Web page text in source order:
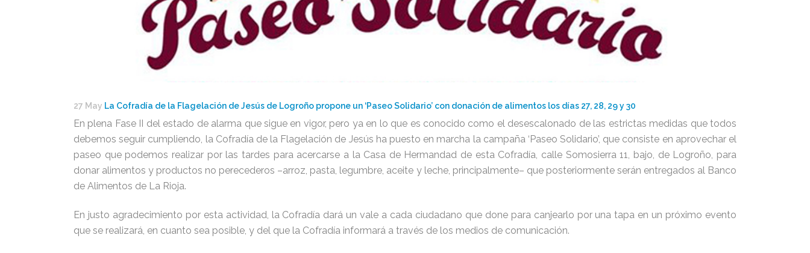
27 May La Cofradía de la Flagelación de Jesús de Logroño propone un ‘Paseo Solidario’ con donación de alimentos los días 27, 28, 29 y 30
En plena Fase II del estado de alarma que sigue en vigor, pero ya en lo que es conocido como el desescalonado de las estrictas medidas que todos
debemos seguir cumpliendo, la Cofradía de la Flagelación de Jesús ha puesto en marcha la campaña ‘Paseo Solidario’, que consiste en aprovechar el
paseo que podemos realizar por las tardes para acercarse a la Casa de Hermandad de esta Cofradía, calle Somosierra 11, bajo, de Logroño, para
donar alimentos y productos no perecederos –arroz, pasta, legumbre, aceite y leche, principalmente– que posteriormente serán entregados al Banco
de Alimentos de La Rioja.
En justo agradecimiento por esta actividad, la Cofradía dará un vale a cada ciudadano que done para canjearlo por una tapa en un próximo evento
que se realizará, en cuanto sea posible, y del que la Cofradía informará a través de los medios de comunicación.